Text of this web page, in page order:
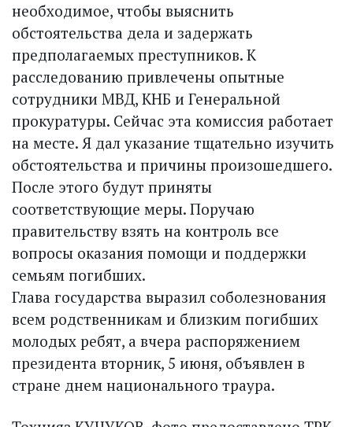
необходимое, чтобы выяснить
обстоятельства дела и задержать
предполагаемых преступников. К
расследованию привлечены опытные
сотрудники МВД, КНБ и Генеральной
прокуратуры. Сейчас эта комиссия работает
на месте. Я дал указание тщательно изучить
обстоятельства и причины произошедшего.
После этого будут приняты
соответствующие меры. Поручаю
правительству взять на контроль все
вопросы оказания помощи и поддержки
семьям погибших.
Глава государства выразил соболезнования
всем родственникам и близким погибших
молодых ребят, а вчера распоряжением
президента вторник, 5 июня, объявлен в
стране днем национального траура.